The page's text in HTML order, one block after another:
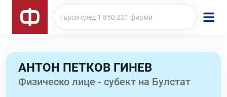
АНТОН ПЕТКОВ ГИНЕВ
Физическо лице - субект на Булстат